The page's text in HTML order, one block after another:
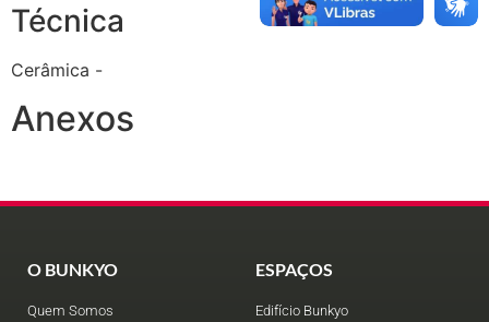
Técnica
Cerâmica -
Anexos
O BUNKYO
Quem Somos
ESPAÇOS
Edifício Bunkyo